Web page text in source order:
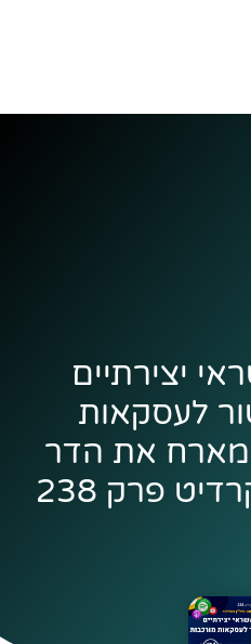
יצירתיים
לעסקאות
מארח את הדר
פרק 238